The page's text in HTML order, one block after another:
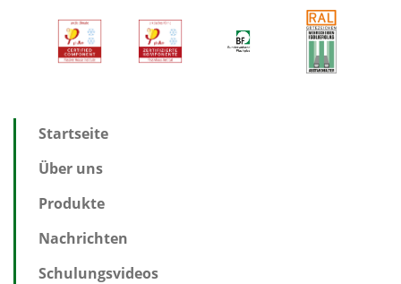
Startseite
Über uns
Produkte
Nachrichten
Schulungsvideos